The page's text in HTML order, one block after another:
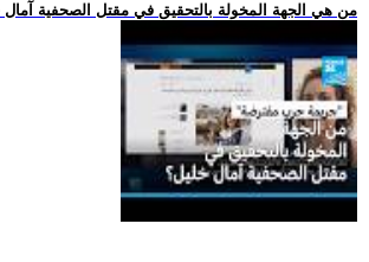
.. من هي الجهة المخولة بالتحقيق في مقتل الصحفية آمال